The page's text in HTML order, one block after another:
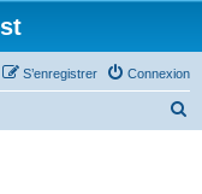
Connexion
S’enregistrer